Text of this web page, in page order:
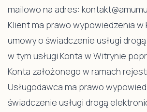
mailowo na adres:
Klient ma prawo wypowiedzenia w
umowy o świadczenie usługi
w tym usługi Konta w Witrynie
Konta założonego w ramach
Usługodawca ma prawo
świadczenie usługi drogą